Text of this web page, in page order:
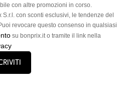
con altre promozioni in corso.
con sconti esclusivi, le tendenze del
revocare questo consenso in qualsiasi
su bonprix.it o tramite il link nella